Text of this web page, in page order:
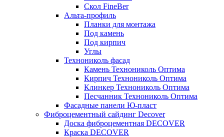
Скол FineBer
Альта-профиль
Планки для монтажа
Под камень
Под кирпич
Углы
Технониколь фасад
Камень Технониколь Оптима
Кирпич Технониколь Оптима
Клинкер Технониколь Оптима
Песчанник Технониколь Оптима
Фасадные панели Ю-пласт
Фиброцементный сайдинг Decover
Доска фиброцементная DECOVER
Краска DECOVER